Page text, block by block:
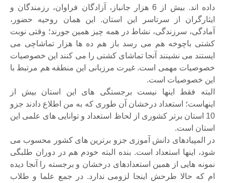
داده اند. بیش از 6 هزار جانباز، آزادگان فراوان، رزمندگان و
ایثارگران از سرتاسر این استان. این همان روحیه حضور،
آمادگی، سرزندگی، نشاط در همه چیز همین جورند؛ وقتی نوبت
کشتی باچوخه هم می رسد باز هم ده ها هزار تماشاچی می
ایستند می نشینند آنجا تماشای کشتی را می کنند این خصوصیات
خصوصیات مهمی است. غیرت مرزبانی این منطقه هم مرتبط با
این خصوصیات است.
البته فقط اینها نیست برجستگی های این استان بیش از
اینهاست؛ استعداد درخشان آن طوری که به من اطلاع دادند جزو
10 استان برتر کشوری از لحاظ استعداد و توانایی های علمی این
استان است.
در المپیادهای دانش آموزی جزو برترین های کشور محسوب می
شود، اینها استعداد است. بنده البته خودم هم در دوران طلبگی
نمونه هایی از همین استعدادهای درخشان و برجسته را آنجا دیده
ام که حالا طرحش اینجا لزومی ندارد. در جمع علما و طلاب